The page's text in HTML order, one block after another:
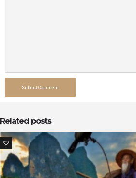
Submit Comment
Related posts
0